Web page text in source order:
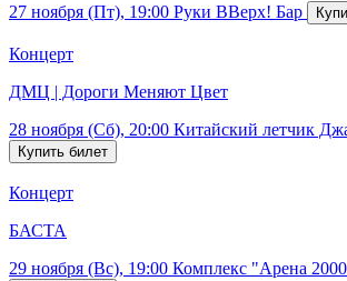
27 ноября (Пт), 19:00 Руки ВВерх! Бар
Концерт
ДМЦ | Дороги Меняют Цвет
28 ноября (Сб), 20:00 Китайский летчик
Концерт
БАСТА
29 ноября (Вс), 19:00 Комплекс "Арена